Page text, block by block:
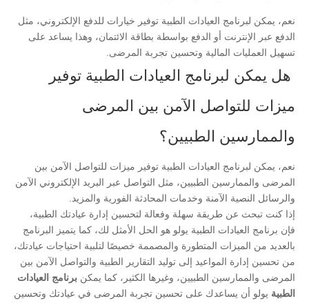
نعم، يمكن لبرنامج العيادات الطبية توفير خيارات للدفع الإلكتروني، مثل
الدفع عبر الإنترنت أو الدفع بواسطة بطاقة الائتمان، وهذا يساعد على
تسهيل العمليات المالية وتحسين تجربة المرضى.
هل يمكن لبرنامج العيادات الطبية توفير
ميزات للتواصل الآمن بين المرضى
والممارسين الطبيين؟
نعم، يمكن لبرنامج العيادات الطبية توفير ميزات للتواصل الآمن بين
المرضى والممارسين الطبيين، مثل التواصل عبر البريد الإلكتروني الآمن
والرسائل النصية الآمنة وخدمات المحادثة الفورية والمزيد.
إذا كنت تبحث عن طريقة سهلة وفعالة لتحسين إدارة عيادتك الطبية،
فإن برنامج العيادات الطبية يولو هو الحل الأمثل لك، كما يتميز البرنامج
بالعديد من الميزات المتطورة والمصممة خصيصًا لتلبية احتياجات عيادتك،
من تحسين إدارة المواعيد إلى توليد التقارير الطبية والتواصل الآمن بين
المرضى والممارسين الطبيين، وغيرها الكثير، كما يمكن برنامج العيادات
الطبية يولو أن يساعدك على تحسين تجربة المرضى في عيادتك وتحسين